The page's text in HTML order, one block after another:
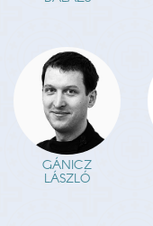
GÁNICZ
LÁSZLÓ